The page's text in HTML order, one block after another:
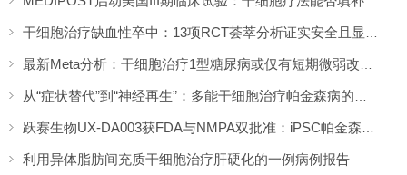
利用异体脂肪间充质干细胞治疗肝硬化的一例病例报告